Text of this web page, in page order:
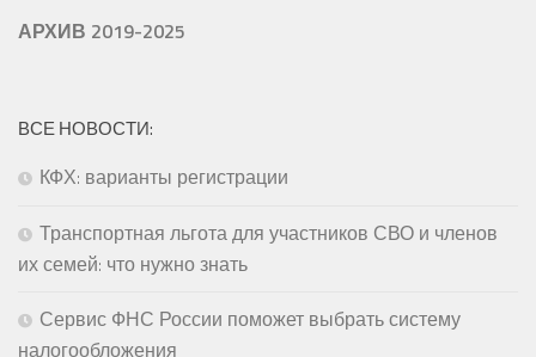
АРХИВ 2019-2025
ВСЕ НОВОСТИ:
КФХ: варианты регистрации
Транспортная льгота для участников СВО и членов
их семей: что нужно знать
Сервис ФНС России поможет выбрать систему
налогообложения